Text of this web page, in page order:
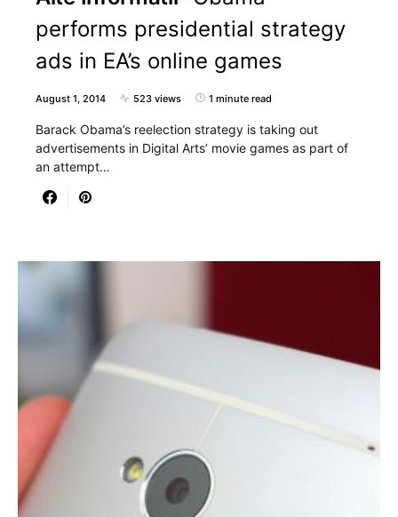
performs presidential strategy
ads in EA’s online games
August 1, 2014 523 views 1 minute read
Barack Obama’s reelection strategy is taking out
advertisements in Digital Arts’ movie games as part of
an attempt…